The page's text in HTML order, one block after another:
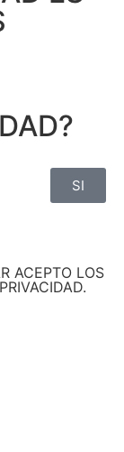
SI
ACEPTO LOS